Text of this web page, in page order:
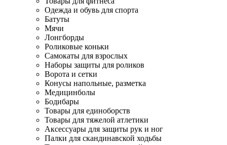
Одежда и обувь для спорта
Батуты
Мячи
Лонгборды
Роликовые коньки
Самокаты для взрослых
Наборы защиты для роликов
Ворота и сетки
Конусы напольные, разметка
Медицинболы
Бодибары
Товары для единоборств
Товары для тяжелой атлетики
Аксессуары для защиты рук и ног
Палки для скандинавской ходьбы